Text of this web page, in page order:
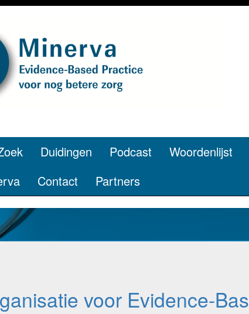
Duidingen Podcast Woordenlijst
Contact Partners
voor Evidence-